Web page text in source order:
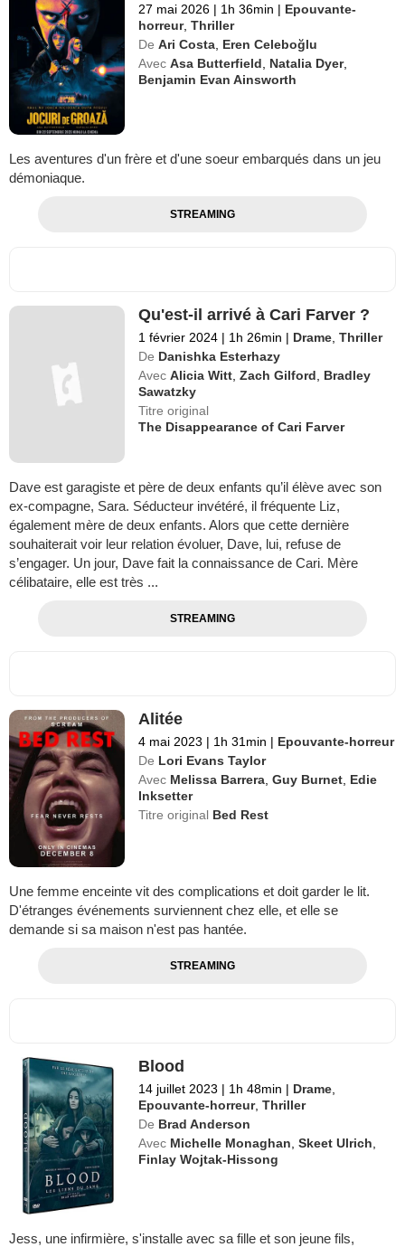
27 mai 2026 | 1h 36min | Epouvante-
horreur,Thriller
De Ari Costa Eren Celeboğlu
Avec Asa Butterfield Natalia Dyer,
Benjamin Evan Ainsworth
Les aventures d'un frère et d'une soeur embarqués dans un jeu
démoniaque.
STREAMING
Qu'est-il arrivé à Cari Farver ?
1 février 2024 | 1h 26min | Drame ,Thriller
De Danishka Esterhazy
Avec Alicia Witt ,Zach Gilford
Bradley
Sawatzky
Titre original
The Disappearance of Cari Farver
Dave est garagiste et père de deux enfants qu’il élève avec son
ex-compagne, Sara. Séducteur invétéré, il fréquente Liz,
également mère de deux enfants. Alors que cette dernière
souhaiterait voir leur relation évoluer, Dave, lui, refuse de
s’engager. Un jour, Dave fait la connaissance de Cari. Mère
célibataire, elle est très ...
STREAMING
Alitée
4 mai 2023 | 1h 31min | Epouvante-horreur
De Lori Evans Taylor
Avec Melissa Barrera ,Guy Burnet Edie
Inksetter
Titre original Bed Rest
Une femme enceinte vit des complications et doit garder le lit.
D'étranges événements surviennent chez elle, et elle se
demande si sa maison n'est pas hantée.
STREAMING
Blood
14 juillet 2023 | 1h 48min | Drame
Epouvante-horreur,Thriller
De Brad Anderson
Avec Michelle Monaghan ,Skeet Ulrich
Finlay Wojtak-Hissong
Jess, une infirmière, s'installe avec sa fille et son jeune fils,